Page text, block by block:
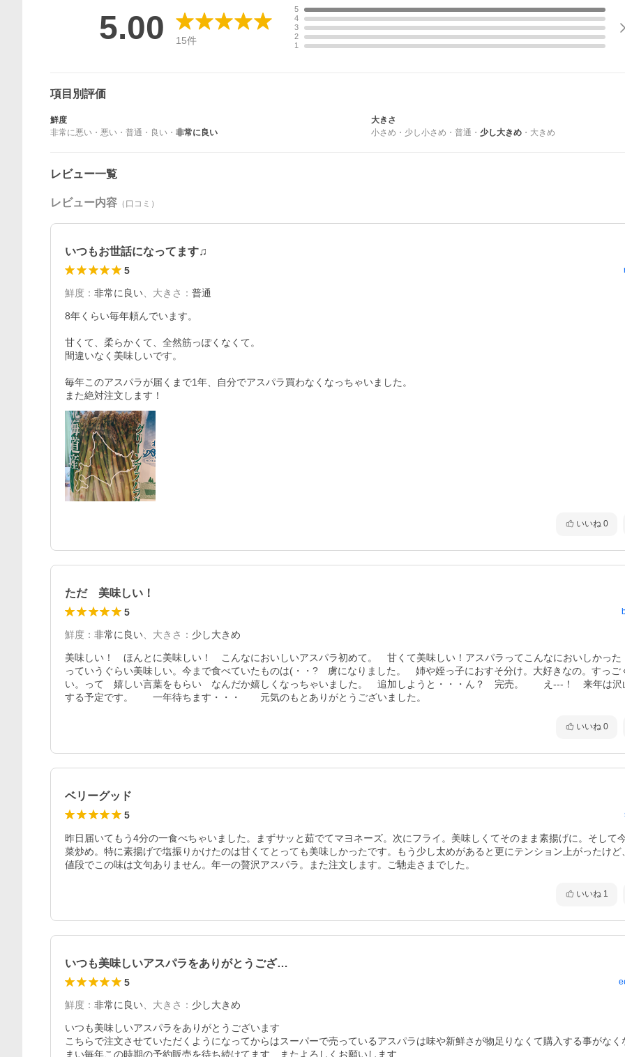
5.00 15件
5
4
3
2
1
項目別評価
鮮度
非常に悪い ・ 悪い ・ 普通 ・ 良い ・ 非常に良い
大きさ
小さめ ・ 少し小さめ ・ 普通 ・ 少し大きめ ・ 大きめ
レビュー一覧
レビュー内容 （口コミ）
いつもお世話になってます♫
5
鮮度 ： 非常に良い 大きさ ： 普通
8年くらい毎年頼んでいます。
甘くて、柔らかくて、全然筋っぽくなくて。
間違いなく美味しいです。
毎年このアスパラが届くまで1年、自分でアスパラ買わなくなっちゃいました。
また絶対注文します！
いいね 0
ただ 美味しい！
5
鮮度 ： 非常に良い 大きさ ： 少し大きめ
美味しい！　ほんとに美味しい！　こんなにおいしいアスパラ初めて。　甘くて美味しい！アスパラってこんなにおいしかった
っていうぐらい美味しい。今まで食べていたものは(・・?　虜になりました。　姉や姪っ子におすそ分け。大好きなの。すっご
い。って　嬉しい言葉をもらい　なんだか嬉しくなっちゃいました。　追加しようと・・・ん？　完売。　　え---！　来年は沢
する予定です。　　一年待ちます・・・　　元気のもとありがとうございました。
いいね 0
ベリーグッド
5
昨日届いてもう4分の一食べちゃいました。まずサッと茹でてマヨネーズ。次にフライ。美味しくてそのまま素揚げに。そして
菜炒め。特に素揚げで塩振りかけたのは甘くてとっても美味しかったです。もう少し太めがあると更にテンション上がったけど
値段でこの味は文句ありません。年一の贅沢アスパラ。また注文します。ご馳走さまでした。
いいね 1
いつも美味しいアスパラをありがとうござ…
5
鮮度 ： 非常に良い 大きさ ： 少し大きめ
いつも美味しいアスパラをありがとうございます
こちらで注文させていただくようになってからはスーパーで売っているアスパラは味や新鮮さが物足りなくて購入する事がなく
まい毎年この時期の予約販売を待ち続けてます　またよろしくお願いします